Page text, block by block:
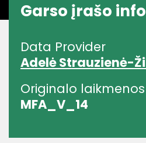
Garso įrašo
Data Provider
Adelė Strauzienė-
Originalo laikmenos
MFA_V_14